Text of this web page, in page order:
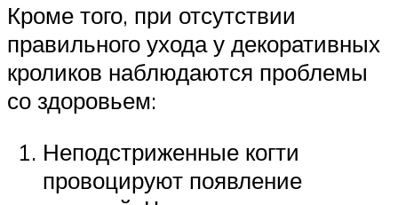
Кроме того, при отсутствии
правильного ухода у декоративных
кроликов наблюдаются проблемы
со здоровьем:
Неподстриженные когти
провоцируют появление